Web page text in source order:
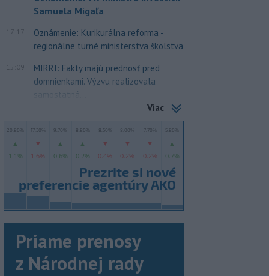
Samuela Migaľa
17:17
Oznámenie: Kurikurálna reforma -
regionálne turné ministerstva školstva
15:09
MIRRI: Fakty majú prednosť pred
domnienkami. Výzvu realizovala
samostatná...
Viac
Priame prenosy
z Národnej rady